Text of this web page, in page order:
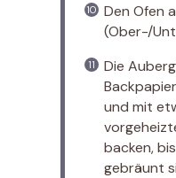
Den Ofen
(Ober-/
Die
und mit
backen,
gebräunt